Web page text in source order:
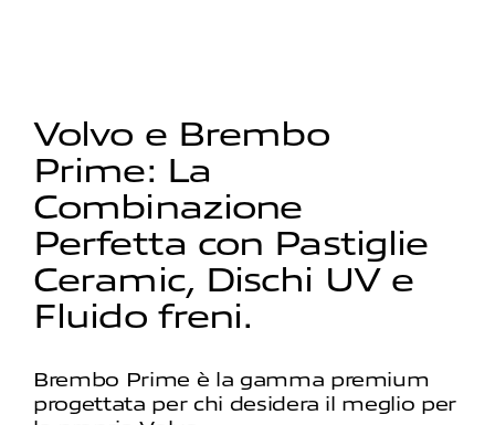
Volvo e Brembo
Prime: La
Combinazione
Perfetta con Pastiglie
Ceramic, Dischi UV e
Fluido freni.
Brembo Prime è la gamma premium
progettata per chi desidera il meglio per